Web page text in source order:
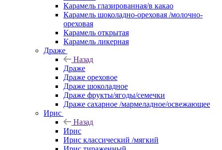
Карамель глазированная/в какао
Карамель шоколадно-ореховая /молочно-
ореховая
Карамель открытая
Карамель ликерная
Драже
Назад
Драже
Драже ореховое
Драже шоколадное
Драже фрукты/ягоды/семечки
Драже сахарное /мармеладное/освежающее
Ирис
Назад
Ирис
Ирис классический /мягкий